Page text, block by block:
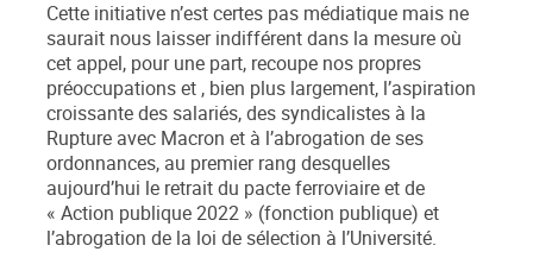
Cette initiative n’est certes pas médiatique mais ne
saurait nous laisser indifférent dans la mesure où
cet appel, pour une part, recoupe nos propres
préoccupations et , bien plus largement, l’aspiration
croissante des salariés, des syndicalistes à la
Rupture avec Macron et à l’abrogation de ses
ordonnances, au premier rang desquelles
aujourd’hui le retrait du pacte ferroviaire et de
« Action publique 2022 » (fonction publique) et
l’abrogation de la loi de sélection à l’Université.